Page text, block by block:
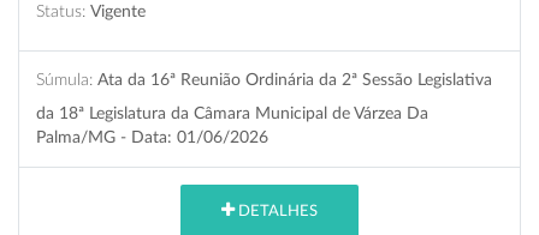
Status: Vigente
Súmula: Ata da 16ª Reunião Ordinária da 2ª Sessão Legislativa
da 18ª Legislatura da Câmara Municipal de Várzea Da
Palma/MG - Data: 01/06/2026
DETALHES